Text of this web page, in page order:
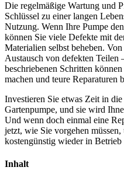
Die regelmäßige Wartung und
Schlüssel zu einer langen
Nutzung. Wenn Ihre Pumpe
können Sie viele Defekte mit
Materialien selbst beheben.
Austausch von defekten Teilen
beschriebenen Schritten
machen und teure Reparaturen
Investieren Sie etwas Zeit in
Gartenpumpe, und sie wird
Und wenn doch einmal eine
jetzt, wie Sie vorgehen
kostengünstig wieder in Betrieb
Inhalt